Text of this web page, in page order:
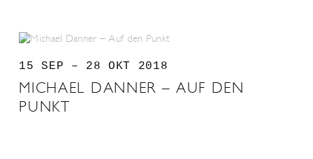
15 SEP – 28 OKT 2018
MICHAEL DANNER – AUF DEN
PUNKT